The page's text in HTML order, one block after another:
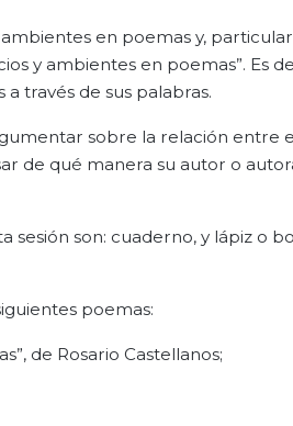
ambientes en poemas y,
y ambientes en poemas”. Es
través de sus palabras.
sobre la relación entre
de qué manera su autor o
sesión son: cuaderno, y lápiz o
poemas:
de Rosario Castellanos;